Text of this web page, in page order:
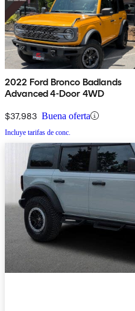
2022 Ford Bronco Badlands
Advanced 4-Door 4WD
$37,983 Buena oferta
Incluye tarifas de conc.